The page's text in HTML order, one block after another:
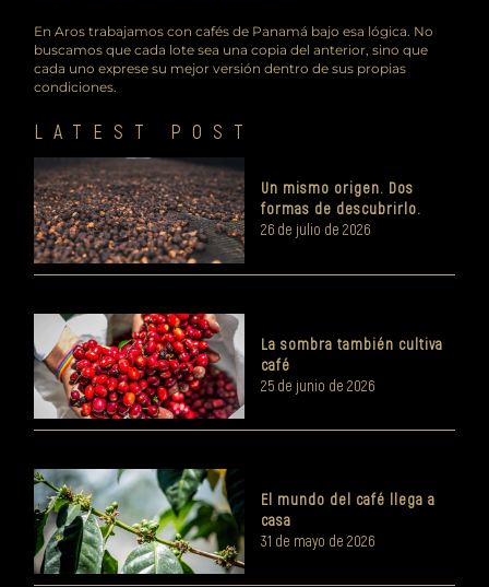
En Aros trabajamos con cafés de Panamá bajo esa lógica. No
buscamos que cada lote sea una copia del anterior, sino que
cada uno exprese su mejor versión dentro de sus propias
condiciones.
LATEST POST
Un mismo origen. Dos
formas de descubrirlo.
26 de julio de 2026
La sombra también cultiva
café
25 de junio de 2026
El mundo del café llega a
casa
31 de mayo de 2026